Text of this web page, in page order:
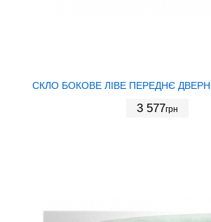
СКЛО БОКОВЕ ЛІВЕ ПЕРЕДНЄ
3 577грн